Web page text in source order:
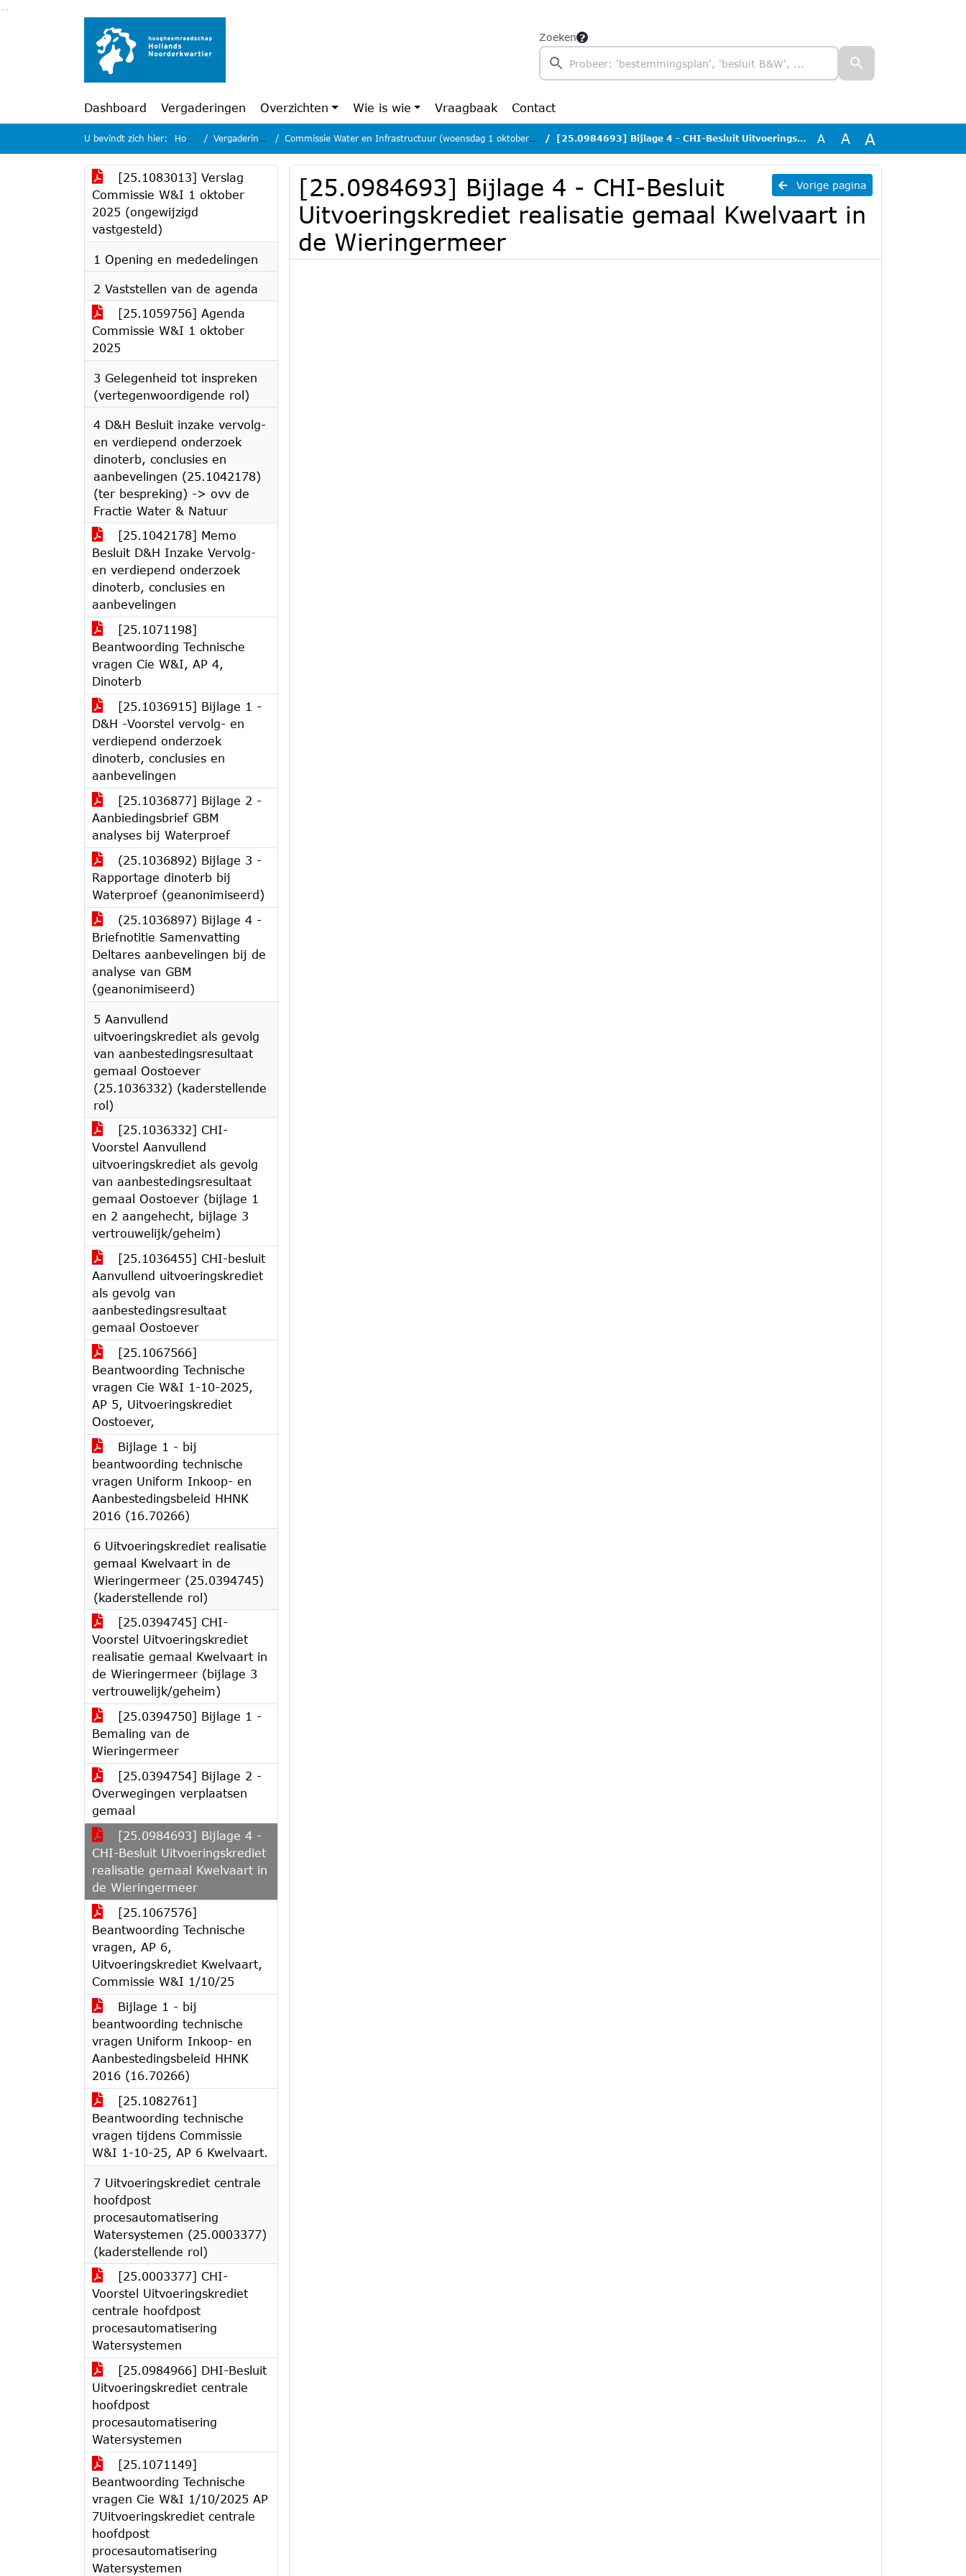
Ga naar de inhoud van deze pagina
Ga naar het zoeken
Ga naar het menu
Zoeken
Dashboard Vergaderingen Overzichten Wie is wie Vraagbaak Contact
U bevindt zich hier: Home Vergaderingen Commissie Water en Infrastructuur (woensdag 1 oktober 2025) [25.0984693] Bijlage 4 - CHI-Besluit Uitvoeringskrediet realisatie gemaal Kwelvaart in de Wieringermeer A A A
[25.1083013] Verslag
Commissie W&I 1 oktober
2025 (ongewijzigd
vastgesteld)
1 Opening en mededelingen
2 Vaststellen van de agenda
[25.1059756] Agenda
Commissie W&I 1 oktober
2025
3 Gelegenheid tot inspreken
(vertegenwoordigende rol)
4 D&H Besluit inzake vervolg-
en verdiepend onderzoek
dinoterb, conclusies en
aanbevelingen (25.1042178)
(ter bespreking) -> ovv de
Fractie Water & Natuur
[25.1042178] Memo
Besluit D&H Inzake Vervolg-
en verdiepend onderzoek
dinoterb, conclusies en
aanbevelingen
[25.1071198]
Beantwoording Technische
vragen Cie W&I, AP 4,
Dinoterb
[25.1036915] Bijlage 1 -
D&H -Voorstel vervolg- en
verdiepend onderzoek
dinoterb, conclusies en
aanbevelingen
[25.1036877] Bijlage 2 -
Aanbiedingsbrief GBM
analyses bij Waterproef
(25.1036892) Bijlage 3 -
Rapportage dinoterb bij
Waterproef (geanonimiseerd)
(25.1036897) Bijlage 4 -
Briefnotitie Samenvatting
Deltares aanbevelingen bij de
analyse van GBM
(geanonimiseerd)
5 Aanvullend
uitvoeringskrediet als gevolg
van aanbestedingsresultaat
gemaal Oostoever
(25.1036332) (kaderstellende
rol)
[25.1036332] CHI-
Voorstel Aanvullend
uitvoeringskrediet als gevolg
van aanbestedingsresultaat
gemaal Oostoever (bijlage 1
en 2 aangehecht, bijlage 3
vertrouwelijk/geheim)
[25.1036455] CHI-besluit
Aanvullend uitvoeringskrediet
als gevolg van
aanbestedingsresultaat
gemaal Oostoever
[25.1067566]
Beantwoording Technische
vragen Cie W&I 1-10-2025,
AP 5, Uitvoeringskrediet
Oostoever,
Bijlage 1 - bij
beantwoording technische
vragen Uniform Inkoop- en
Aanbestedingsbeleid HHNK
2016 (16.70266)
6 Uitvoeringskrediet realisatie
gemaal Kwelvaart in de
Wieringermeer (25.0394745)
(kaderstellende rol)
[25.0394745] CHI-
Voorstel Uitvoeringskrediet
realisatie gemaal Kwelvaart in
de Wieringermeer (bijlage 3
vertrouwelijk/geheim)
[25.0394750] Bijlage 1 -
Bemaling van de
Wieringermeer
[25.0394754] Bijlage 2 -
Overwegingen verplaatsen
gemaal
[25.0984693] Bijlage 4 -
CHI-Besluit Uitvoeringskrediet
realisatie gemaal Kwelvaart in
de Wieringermeer
[25.1067576]
Beantwoording Technische
vragen, AP 6,
Uitvoeringskrediet Kwelvaart,
Commissie W&I 1/10/25
Bijlage 1 - bij
beantwoording technische
vragen Uniform Inkoop- en
Aanbestedingsbeleid HHNK
2016 (16.70266)
[25.1082761]
Beantwoording technische
vragen tijdens Commissie
W&I 1-10-25, AP 6 Kwelvaart.
7 Uitvoeringskrediet centrale
hoofdpost
procesautomatisering
Watersystemen (25.0003377)
(kaderstellende rol)
[25.0003377] CHI-
Voorstel Uitvoeringskrediet
centrale hoofdpost
procesautomatisering
Watersystemen
[25.0984966] DHI-Besluit
Uitvoeringskrediet centrale
hoofdpost
procesautomatisering
Watersystemen
[25.1071149]
Beantwoording Technische
vragen Cie W&I 1/10/2025 AP
7Uitvoeringskrediet centrale
hoofdpost
procesautomatisering
Watersystemen
Vorige pagina
[25.0984693] Bijlage 4 - CHI-Besluit
Uitvoeringskrediet realisatie gemaal Kwelvaart in
de Wieringermeer